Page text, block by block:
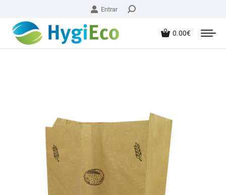
Entrar
0.00€